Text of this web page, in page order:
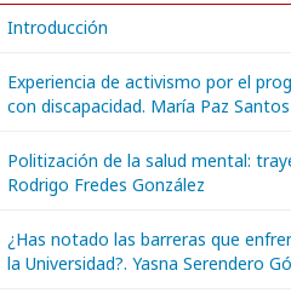
Introducción
Experiencia de activismo por el
con discapacidad. María Paz
Politización de la salud mental:
Rodrigo Fredes González
¿Has notado las barreras que
la Universidad?. Yasna Serendero